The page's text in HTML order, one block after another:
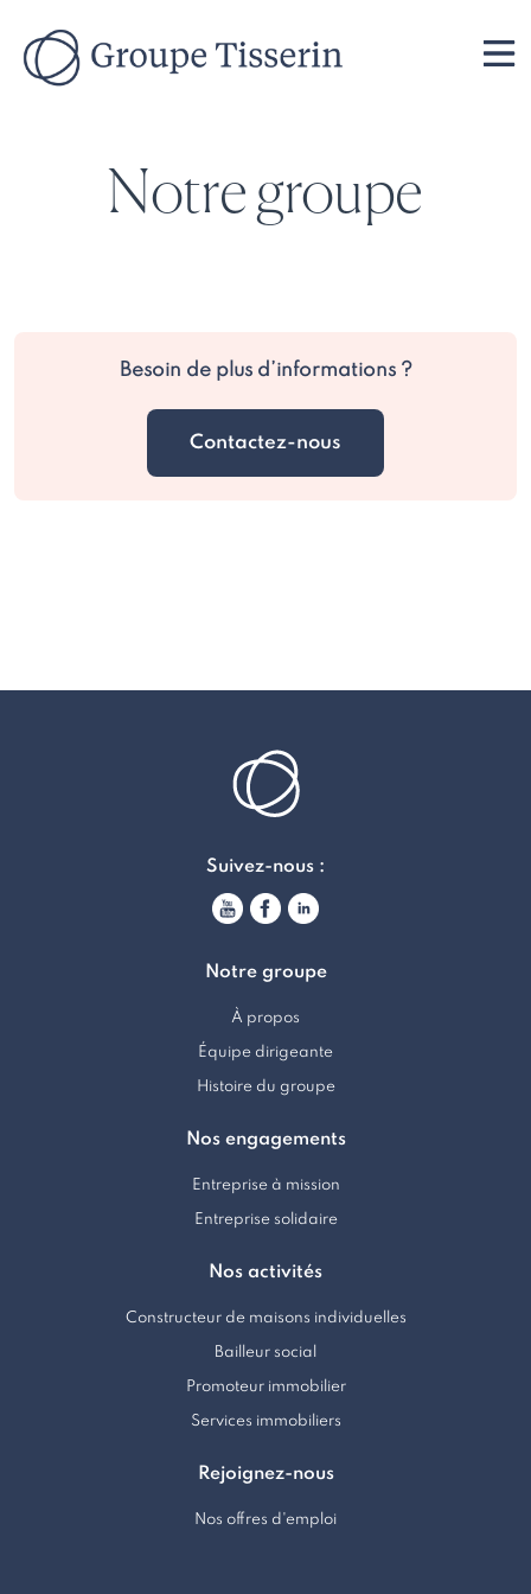
Notre groupe
Besoin de plus d’informations ?
Contactez-nous
Suivez-nous :
Notre groupe
À propos
Équipe dirigeante
Histoire du groupe
Nos engagements
Entreprise à mission
Entreprise solidaire
Nos activités
Constructeur de maisons individuelles
Bailleur social
Promoteur immobilier
Services immobiliers
Rejoignez-nous
Nos offres d'emploi